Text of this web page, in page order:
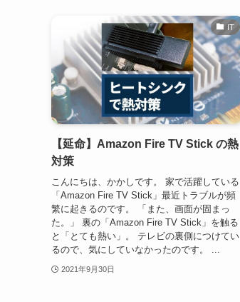
IT
【延命】Amazon Fire TV Stick の熱
対策
こんにちは、かかしです。 家で活躍している
「Amazon Fire TV Stick」最近トラブルが頻
繁に起きるのです。 「また、画面が固まっ
た。」 裏の「Amazon Fire TV Stick」を触る
と「とても熱い」。 テレビの裏側につけてい
るので、気にしていなかったのです。 ...
2021年9月30日